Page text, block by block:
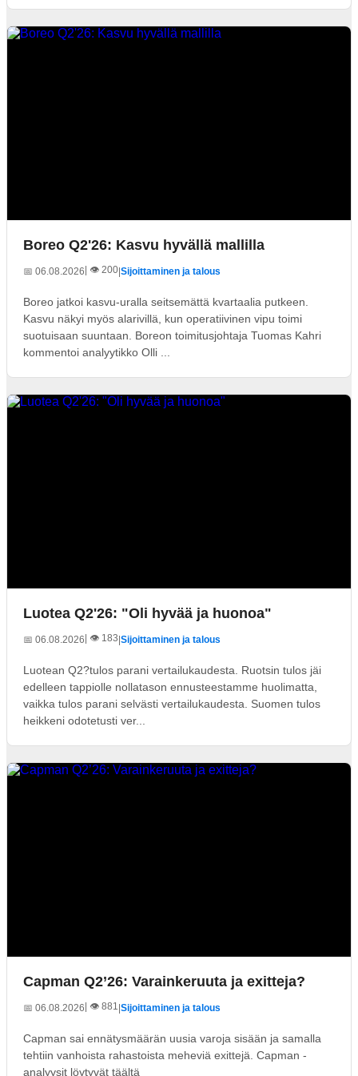
Boreo Q2'26: Kasvu hyvällä mallilla
📅 06.08.2026 | 👁️ 200|Sijoittaminen ja talous
Boreo jatkoi kasvu-uralla seitsemättä kvartaalia putkeen.
Kasvu näkyi myös alarivillä, kun operatiivinen vipu toimi
suotuisaan suuntaan. Boreon toimitusjohtaja Tuomas Kahri
kommentoi analyytikko Olli ...
Luotea Q2'26: "Oli hyvää ja huonoa"
📅 06.08.2026 | 👁️ 183|Sijoittaminen ja talous
Luotean Q2?tulos parani vertailukaudesta. Ruotsin tulos jäi
edelleen tappiolle nollatason ennusteestamme huolimatta,
vaikka tulos parani selvästi vertailukaudesta. Suomen tulos
heikkeni odotetusti ver...
Capman Q2’26: Varainkeruuta ja exitteja?
📅 06.08.2026 | 👁️ 881|Sijoittaminen ja talous
Capman sai ennätysmäärän uusia varoja sisään ja samalla
tehtiin vanhoista rahastoista meheviä exittejä. Capman -
analyysit löytyvät täältä